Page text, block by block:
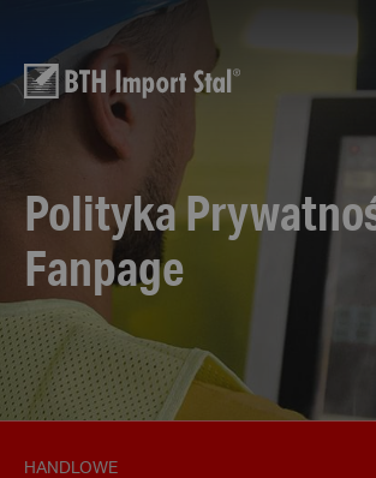
Polityka
Fanpage
HANDLOWE